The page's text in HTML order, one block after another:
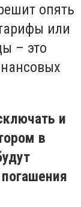
опять
или
– это
и
в